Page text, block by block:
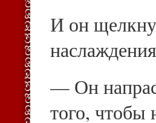
И он
— Он
того, чтобы